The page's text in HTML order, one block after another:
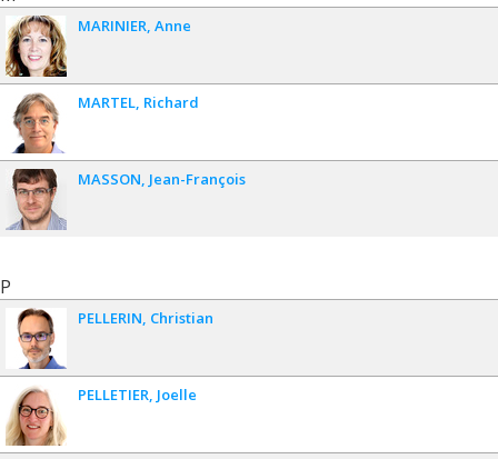
MARINIER Anne
MARTEL Richard
MASSON Jean-François
P
PELLERIN Christian
PELLETIER Joelle